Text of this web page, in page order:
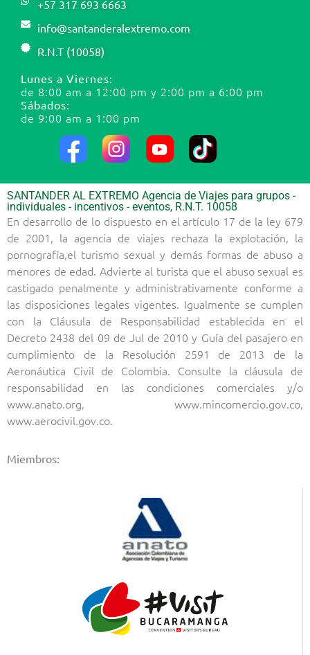
+57 317 693 6663
info@santanderalextremo.com
R.N.T (10058)
Lunes a Viernes:
de 8:00 am a 12:00 pm y 2:00 pm a 6:00 pm
Sábados:
de 9:00 am a 1:00 pm
SANTANDER AL EXTREMO Agencia de Viajes para grupos -
individuales - incentivos - eventos, R.N.T. 10058
En desarrollo de lo dispuesto en el artículo 17 de la ley 679
de 2001, la agencia de viajes rechaza la explotación, la
pornografía,el turismo sexual y demás formas de abuso a
menores de edad. Advierte al turista que el abuso sexual es
castigado penalmente y administrativamente conforme a
las disposiciones legales vigentes. Igualmente se cumplen
con la Cláusula de Responsabilidad establecida en el
Decreto 2438 del 09 de Jul de 2010 y Guía del pasajero en
cumplimiento de la Resolución 2591 de 2013 de la
Aeronáutica Civil de Colombia. Consulte la cláusula de
responsabilidad en las condiciones comerciales y/o
www.anato.org, www.mincomercio.gov.co,
www.aerocivil.gov.co.
Miembros: